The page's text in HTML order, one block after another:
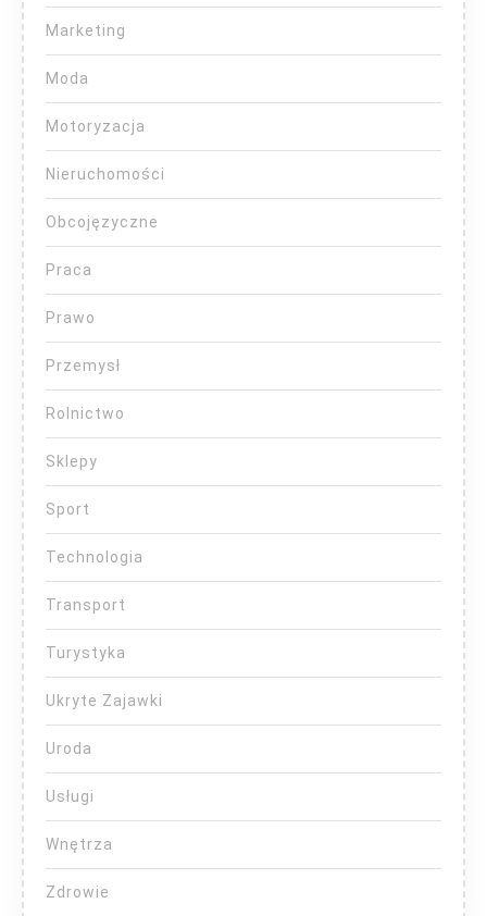
Marketing
Moda
Motoryzacja
Nieruchomości
Obcojęzyczne
Praca
Prawo
Przemysł
Rolnictwo
Sklepy
Sport
Technologia
Transport
Turystyka
Ukryte Zajawki
Uroda
Usługi
Wnętrza
Zdrowie